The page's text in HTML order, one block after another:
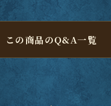
この商品のQ&A一覧